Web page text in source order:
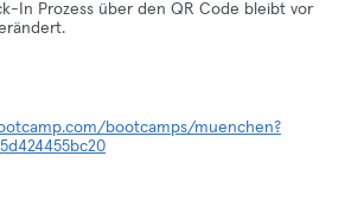
In Prozess über den QR Code bleibt vor
bootcamps/muenchen?